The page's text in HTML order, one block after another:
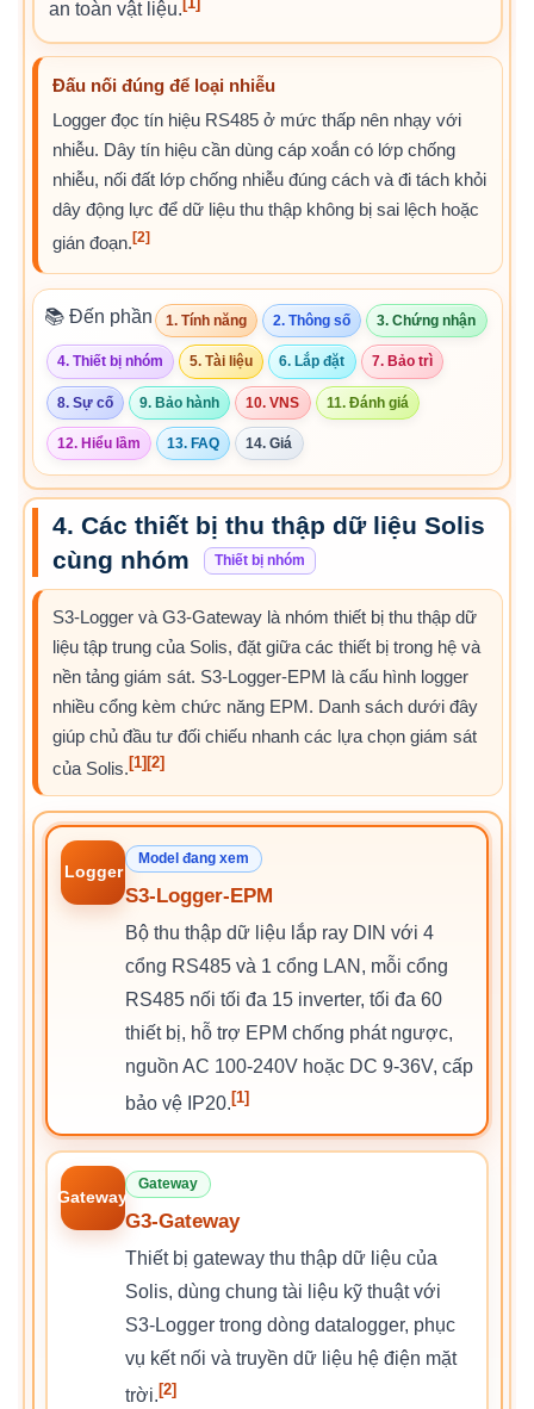
an toàn vật liệu.
Đấu nối đúng để loại nhiễu
Logger đọc tín hiệu RS485 ở mức thấp nên nhạy với
nhiễu. Dây tín hiệu cần dùng cáp xoắn có lớp chống
nhiễu, nối đất lớp chống nhiễu đúng cách và đi tách khỏi
dây động lực để dữ liệu thu thập không bị sai lệch hoặc
gián đoạn. [2]
📚 Đến phần 1. Tính năng 2. Thông số 3. Chứng nhận
4. Thiết bị nhóm 5. Tài liệu 6. Lắp đặt 7. Bảo trì
8. Sự cố 9. Bảo hành 10. VNS 11. Đánh giá
12. Hiểu lầm 13. FAQ 14. Giá
4. Các thiết bị thu thập dữ liệu Solis
cùng nhóm
Thiết bị nhóm
S3-Logger và G3-Gateway là nhóm thiết bị thu thập dữ
liệu tập trung của Solis, đặt giữa các thiết bị trong hệ và
nền tảng giám sát. S3-Logger-EPM là cấu hình logger
nhiều cổng kèm chức năng EPM. Danh sách dưới đây
giúp chủ đầu tư đối chiếu nhanh các lựa chọn giám sát
của Solis. [1] [2]
Logger
Model đang xem
S3-Logger-EPM
Bộ thu thập dữ liệu lắp ray DIN với 4
cổng RS485 và 1 cổng LAN, mỗi cổng
RS485 nối tối đa 15 inverter, tối đa 60
thiết bị, hỗ trợ EPM chống phát ngược,
nguồn AC 100-240V hoặc DC 9-36V, cấp
bảo vệ IP20. [1]
Gateway
Gateway
G3-Gateway
Thiết bị gateway thu thập dữ liệu của
Solis, dùng chung tài liệu kỹ thuật với
S3-Logger trong dòng datalogger, phục
vụ kết nối và truyền dữ liệu hệ điện mặt
trời.[2]